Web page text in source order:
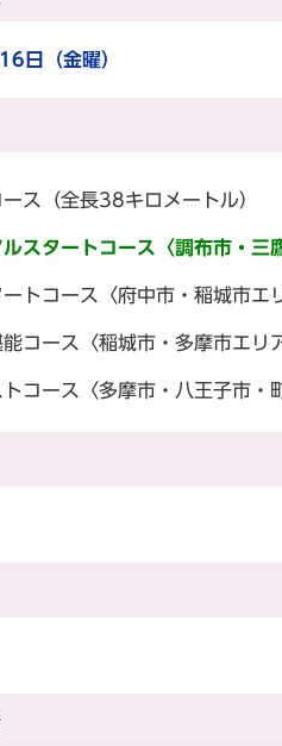
日（金曜）
ス（全長38キロメートル）
スタートコース〈調布市・三
ートコース〈府中市・稲城市エ
コース〈稲城市・多摩市エリ
コース〈多摩市・八王子市・